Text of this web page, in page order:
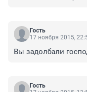
Гость
17 ноября 2015,
Вы задолбали
Гость